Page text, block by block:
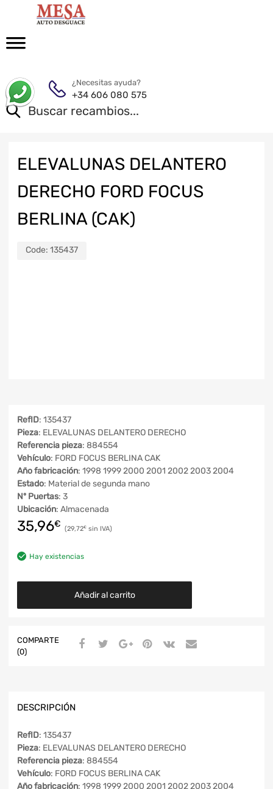
¿Necesitas ayuda?
+34 606 080 575
ELEVALUNAS DELANTERO
DERECHO FORD FOCUS
BERLINA (CAK)
Code: 135437
RefID: 135437
Pieza: ELEVALUNAS DELANTERO DERECHO
Referencia pieza: 884554
Vehículo: FORD FOCUS BERLINA CAK
Año fabricación: 1998 1999 2000 2001 2002 2003 2004
Estado: Material de segunda mano
Nº Puertas: 3
Ubicación: Almacenada
35,96€ 29,72€
Hay existencias
Añadir al carrito
COMPARTE
(0)
DESCRIPCIÓN
RefID: 135437
Pieza: ELEVALUNAS DELANTERO DERECHO
Referencia pieza: 884554
Vehículo: FORD FOCUS BERLINA CAK
Año fabricación: 1998 1999 2000 2001 2002 2003 2004